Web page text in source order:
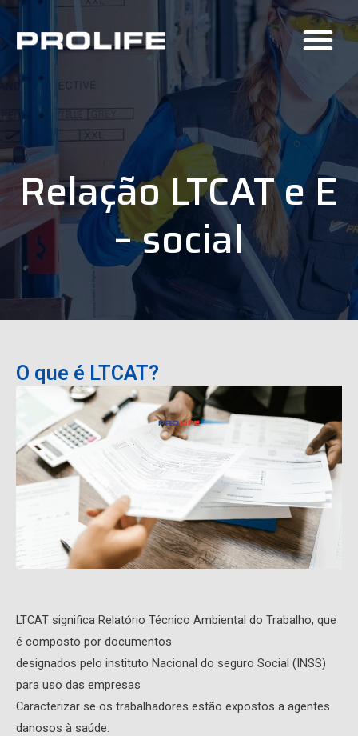
Relação LTCAT e E
– social
O que é LTCAT?
LTCAT significa Relatório Técnico Ambiental do Trabalho, que
é composto por documentos
designados pelo instituto Nacional do seguro Social (INSS)
para uso das empresas
Caracterizar se os trabalhadores estão expostos a agentes
danosos à saúde.